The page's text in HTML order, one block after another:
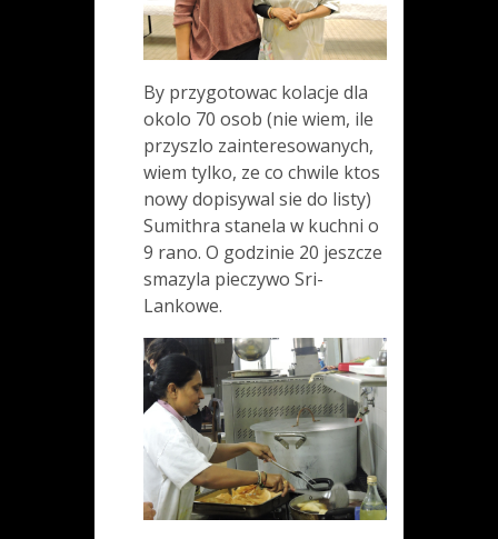
By przygotowac kolacje dla
okolo 70 osob (nie wiem, ile
przyszlo zainteresowanych,
wiem tylko, ze co chwile ktos
nowy dopisywal sie do listy)
Sumithra stanela w kuchni o
9 rano. O godzinie 20 jeszcze
smazyla pieczywo Sri-
Lankowe.